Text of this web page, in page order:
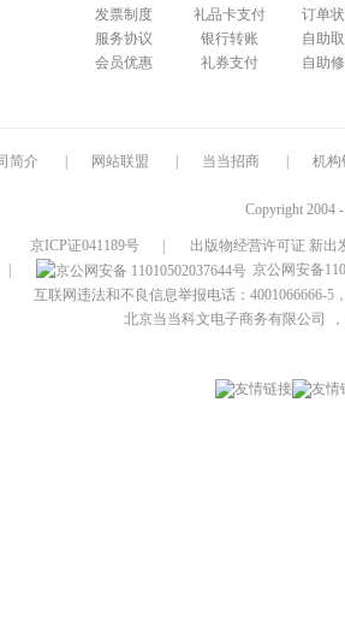
发票制度
服务协议
会员优惠
礼品卡支付
银行转账
礼券支付
订单
自助
自助
简介 网站联盟 当当招商 机构
Copyright 2004
京ICP证041189号
出版物经营许可证 新出
京公网安备
互联网违法和不良信息举报电话：4001066666-5
北京当当科文电子商务有限公司